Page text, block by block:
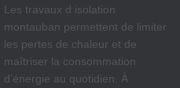
Les travaux d isolation
montauban permettent de limiter
les pertes de chaleur et de
maîtriser la consommation
d’énergie au quotidien. À